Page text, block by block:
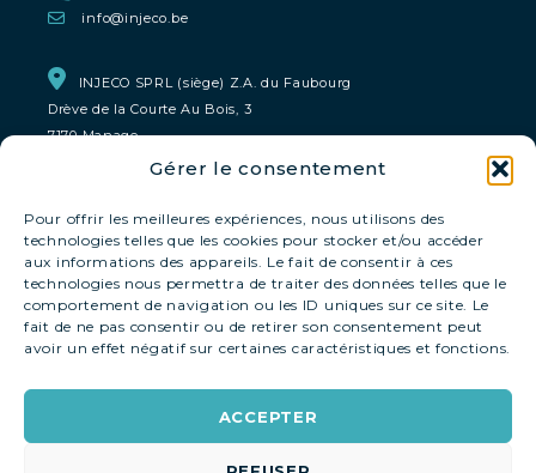
Gérer le consentement
Pour offrir les meilleures expériences, nous utilisons des
technologies telles que les cookies pour stocker et/ou accéder
aux informations des appareils. Le fait de consentir à ces
technologies nous permettra de traiter des données telles que le
comportement de navigation ou les ID uniques sur ce site. Le
fait de ne pas consentir ou de retirer son consentement peut
avoir un effet négatif sur certaines caractéristiques et fonctions.
ACCEPTER
info@injeco.be
INJECO SPRL (siège) Z.A. du Faubourg
Drève de la Courte Au Bois, 3
7170 Manage
0800 93 159
INJECO Namur
0800 93 159
INJECO MONS-Tournai
0800 93 159